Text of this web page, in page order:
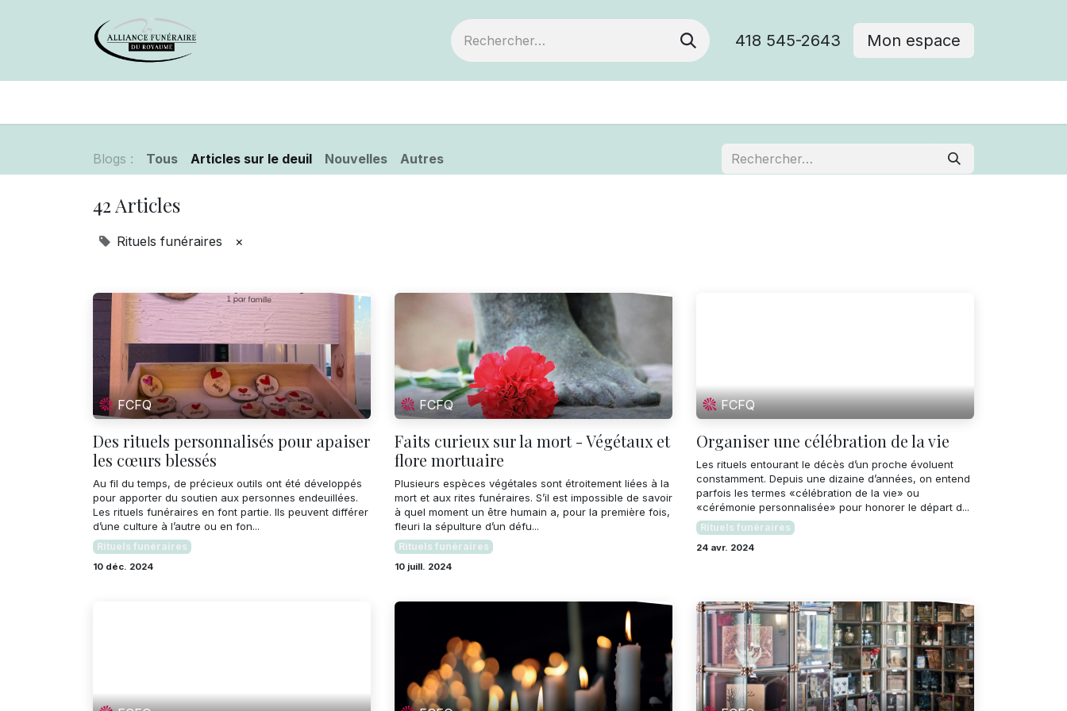
418 545-2643 Mon espace
Blogs : Tous Articles sur le deuil Nouvelles Autres
42 Articles
Rituels funéraires ×
FCFQ
Des rituels personnalisés pour apaiser
les cœurs blessés
Au fil du temps, de précieux outils ont été développés
pour apporter du soutien aux personnes endeuillées.
Les rituels funéraires en font partie. Ils peuvent différer
d’une culture à l’autre ou en fon...
Rituels funéraires
10 déc. 2024
FCFQ
Faits curieux sur la mort - Végétaux et
flore mortuaire
Plusieurs espèces végétales sont étroitement liées à la
mort et aux rites funéraires. S’il est impossible de savoir
à quel moment un être humain a, pour la première fois,
fleuri la sépulture d’un défu...
Rituels funéraires
10 juill. 2024
FCFQ
Organiser une célébration de la vie
Les rituels entourant le décès d’un proche évoluent
constamment. Depuis une dizaine d’années, on entend
parfois les termes «célébration de la vie» ou
«cérémonie personnalisée» pour honorer le départ d...
Rituels funéraires
24 avr. 2024